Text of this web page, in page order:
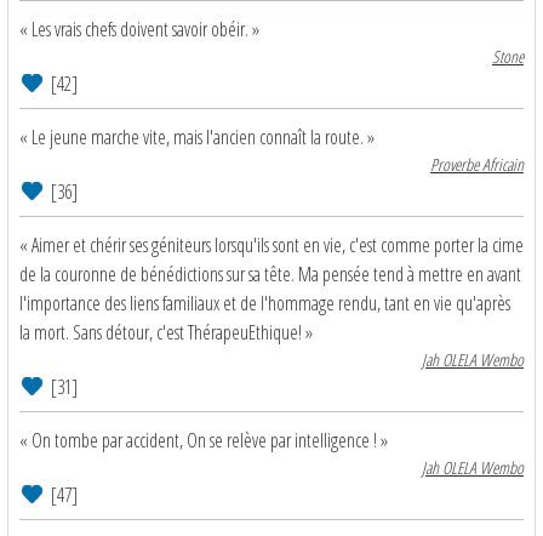
« Les vrais chefs doivent savoir obéir. »
Stone
[42]
« Le jeune marche vite, mais l'ancien connaît la route. »
Proverbe Africain
[36]
« Aimer et chérir ses géniteurs lorsqu'ils sont en vie, c'est comme porter la cime
de la couronne de bénédictions sur sa tête. Ma pensée tend à mettre en avant
l'importance des liens familiaux et de l'hommage rendu, tant en vie qu'après
la mort. Sans détour, c'est ThérapeuEthique! »
Jah OLELA Wembo
[31]
« On tombe par accident, On se relève par intelligence ! »
Jah OLELA Wembo
[47]